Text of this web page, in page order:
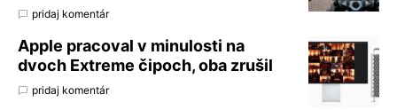
pridaj komentár
Apple pracoval v minulosti na
dvoch Extreme čipoch, oba zrušil
pridaj komentár